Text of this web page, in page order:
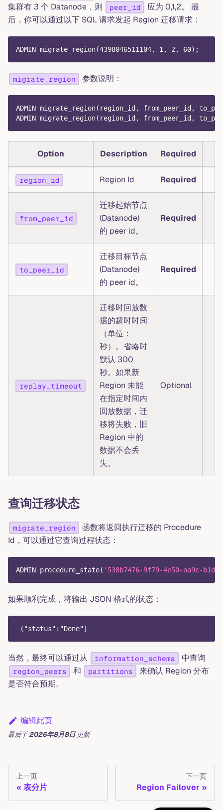
集群有 3 个 Datanode，则
peer_id
应为 0,1,2。 最
后，你可以通过以下 SQL 请求发起 Region 迁移请求：
ADMIN migrate_region(4398046511104, 1, 2, 60) ;
migrate_region 参数说明：
ADMIN migrate_region( region_id , from_peer_id ,
ADMIN migrate_region( region_id , from_peer_id ,
Option Description Required
region_id Region Id Required
from_peer_id
迁移起始节点
(Datanode)
的 peer id。
Required
to_peer_id
迁移目标节点
(Datanode)
的 peer id。
Required
replay_timeout
迁移时回放数
据的超时时间
（单位：
秒）。省略时
默认 300
秒。如果新
Region 未能
在指定时间内
回放数据，迁
移将失败，旧
Region 中的
数据不会丢
失。
Optional
查询迁移状态
migrate_region
函数将返回执行迁移的 Procedure
Id，可以通过它查询过程状态：
ADMIN procedure_state( '538b7476-9f79-4e50-aa9c-
如果顺利完成，将输出 JSON 格式的状态：
{"status":"Done"}
当然，最终可以通过从 information_schema 中查询
region_peers 和 partitions
来确认 Region 分布
是否符合预期。
编辑此页
最后于2026年8月8日 更新
上一页
表分片
下一页
Region Failover